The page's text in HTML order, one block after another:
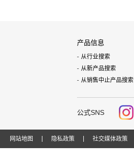
产品信息
从行业搜索
从新产品搜索
从销售中止产品搜索
公式SNS
网站地图 隐私政策 社交媒体政策